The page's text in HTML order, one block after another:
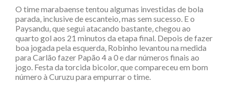
O time marabaense tentou algumas investidas de bola
parada, inclusive de escanteio, mas sem sucesso. E o
Paysandu, que segui atacando bastante, chegou ao
quarto gol aos 21 minutos da etapa final. Depois de fazer
boa jogada pela esquerda, Robinho levantou na medida
para Carlão fazer Papão 4 a 0 e dar números finais ao
jogo. Festa da torcida bicolor, que compareceu em bom
número à Curuzu para empurrar o time.